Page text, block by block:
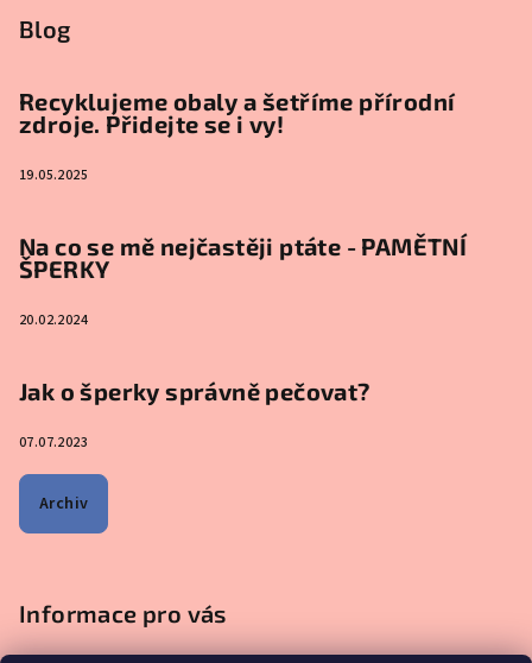
Blog
Recyklujeme obaly a šetříme přírodní
zdroje. Přidejte se i vy!
19.05.2025
Na co se mě nejčastěji ptáte - PAMĚTNÍ
ŠPERKY
20.02.2024
Jak o šperky správně pečovat?
07.07.2023
Archiv
Informace pro vás